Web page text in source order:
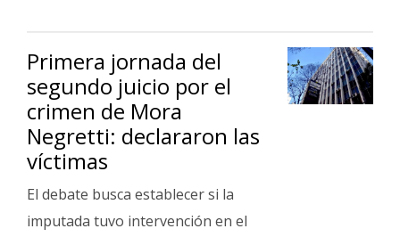
Primera jornada del
segundo juicio por el
crimen de Mora
Negretti: declararon las
víctimas
El debate busca establecer si la
imputada tuvo intervención en el